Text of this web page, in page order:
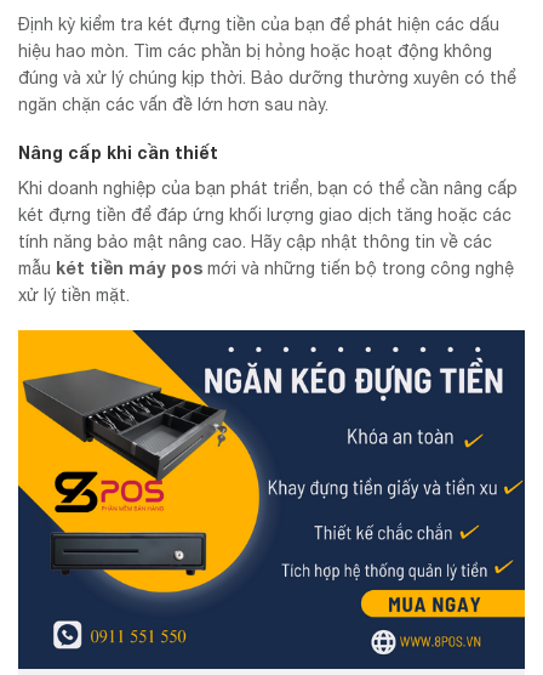
Định kỳ kiểm tra két đựng tiền của bạn để phát hiện các dấu
hiệu hao mòn. Tìm các phần bị hỏng hoặc hoạt động không
đúng và xử lý chúng kịp thời. Bảo dưỡng thường xuyên có thể
ngăn chặn các vấn đề lớn hơn sau này.
Nâng cấp khi cần thiết
Khi doanh nghiệp của bạn phát triển, bạn có thể cần nâng cấp
két đựng tiền để đáp ứng khối lượng giao dịch tăng hoặc các
tính năng bảo mật nâng cao. Hãy cập nhật thông tin về các
mẫu két tiền máy pos mới và những tiến bộ trong công nghệ
xử lý tiền mặt.